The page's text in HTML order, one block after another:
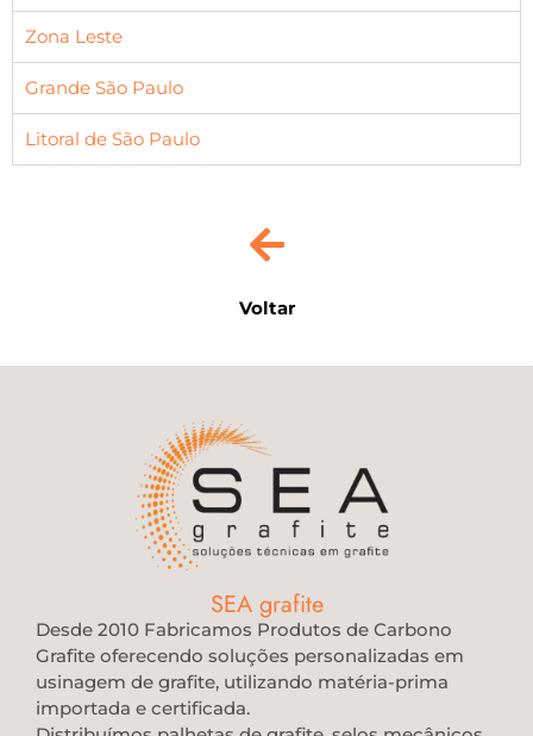
Zona Leste
Grande São Paulo
Litoral de São Paulo
Voltar
SEA grafite
Desde 2010 Fabricamos Produtos de Carbono
Grafite oferecendo soluções personalizadas em
usinagem de grafite, utilizando matéria-prima
importada e certificada.